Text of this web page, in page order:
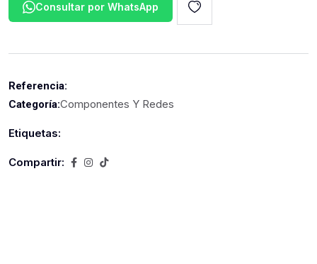
Consultar por WhatsApp
Referencia:
Categoría:Componentes Y Redes
Etiquetas:
Compartir: